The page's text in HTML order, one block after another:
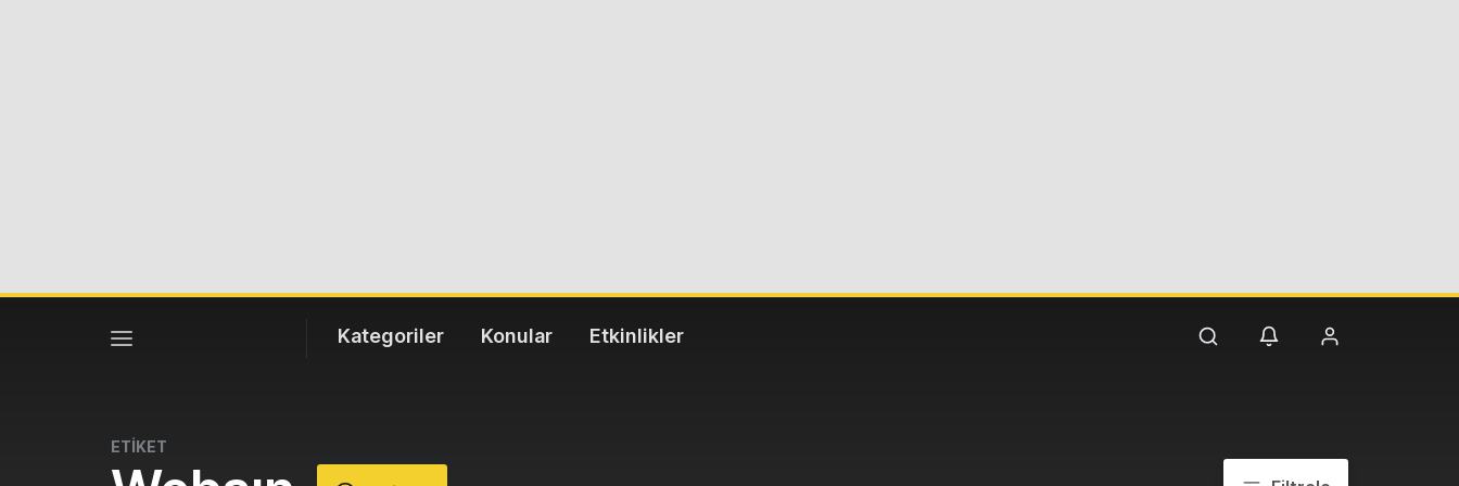
Kategoriler Konular Etkinlikler
ETİKET